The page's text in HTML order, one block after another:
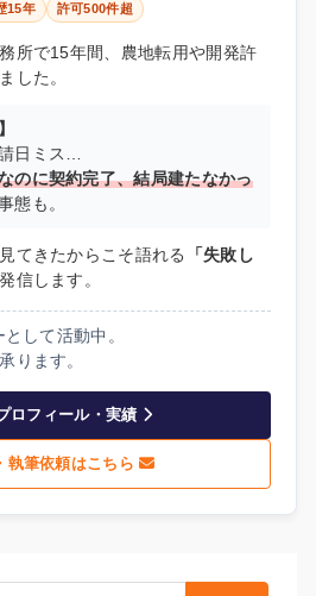
15年 許可500件超
所で15年間、農地転用や開発許
した。
日ミス…
のに契約完了、結局建たなかっ
態も。
てきたからこそ語れる
「失敗し
信します。
して活動中。
ります。
ロフィール・実績
執筆依頼はこちら